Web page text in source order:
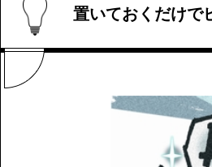
置いておくだけで